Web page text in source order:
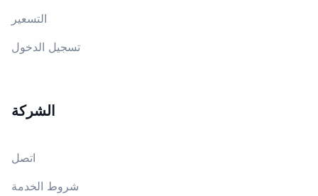
التسعير
تسجيل الدخول
الشركة
اتصل
شروط الخدمة